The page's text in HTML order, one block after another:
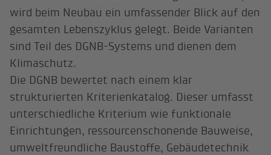
wird beim Neubau ein umfassender Blick auf den
gesamten Lebenszyklus gelegt. Beide Varianten
sind Teil des DGNB-Systems und dienen dem
Klimaschutz.
Die DGNB bewertet nach einem klar
strukturierten Kriterienkatalog. Dieser umfasst
unterschiedliche Kriterium wie funktionale
Einrichtungen, ressourcenschonende Bauweise,
umweltfreundliche Baustoffe, Gebäudetechnik